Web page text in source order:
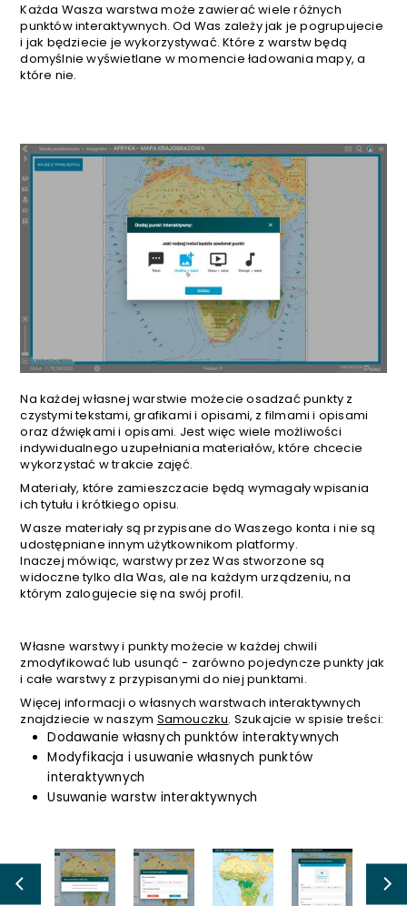
Każda Wasza warstwa może zawierać wiele różnych
punktów interaktywnych. Od Was zależy jak je pogrupujecie
i jak będziecie je wykorzystywać. Które z warstw będą
domyślnie wyświetlane w momencie ładowania mapy, a
które nie.
Na każdej własnej warstwie możecie osadzać punkty z
czystymi tekstami, grafikami i opisami, z filmami i opisami
oraz dźwiękami i opisami. Jest więc wiele możliwości
indywidualnego uzupełniania materiałów, które chcecie
wykorzystać w trakcie zajęć.
Materiały, które zamieszczacie będą wymagały wpisania
ich tytułu i krótkiego opisu.
Wasze materiały są przypisane do Waszego konta i nie są
udostępniane innym użytkownikom platformy.
Inaczej mówiąc, warstwy przez Was stworzone są
widoczne tylko dla Was, ale na każdym urządzeniu, na
którym zalogujecie się na swój profil.
Własne warstwy i punkty możecie w każdej chwili
zmodyfikować lub usunąć - zarówno pojedyncze punkty jak
i całe warstwy z przypisanymi do niej punktami.
Więcej informacji o własnych warstwach interaktywnych
znajdziecie w naszym Samouczku. Szukajcie w spisie treści:
Dodawanie własnych punktów interaktywnych
Modyfikacja i usuwanie własnych punktów
interaktywnych
Usuwanie warstw interaktywnych